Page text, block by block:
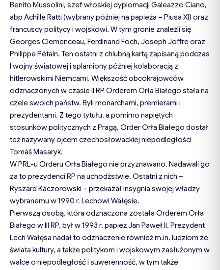
Benito Mussolini, szef włoskiej dyplomacji Galeazzo Ciano,
abp Achille Ratti (wybrany później na papieża – Piusa XI) oraz
francuscy politycy i wojskowi. W tym gronie znaleźli się
Georges Clemenceau, Ferdinand Foch, Joseph Joffre oraz
Philippe Pétain. Ten ostatni z chlubną kartą zapisaną podczas
I wojny światowej i splamiony później kolaboracją z
hitlerowskimi Niemcami. Większość obcokrajowców
odznaczonych w czasie II RP Orderem Orła Białego stała na
czele swoich państw. Byli monarchami, premierami i
prezydentami. Z tego tytułu, a pomimo napiętych
stosunków politycznych z Pragą, Order Orła Białego dostał
też nazywany ojcem czechosłowackiej niepodległości
Tomáš Masaryk.
W PRL-u Orderu Orła Białego nie przyznawano. Nadawali go
za to prezydenci RP na uchodźstwie. Ostatni z nich –
Ryszard Kaczorowski – przekazał insygnia swojej władzy
wybranemu w 1990 r. Lechowi Wałęsie.
Pierwszą osobą, która odznaczona została Orderem Orła
Białego w III RP, był w 1993 r. papież Jan Paweł II. Prezydent
Lech Wałęsa nadał to odznaczenie również m.in. ludziom ze
świata kultury, a także politykom i wojskowym zasłużonym w
walce o niepodległość i suwerenność, w tym także